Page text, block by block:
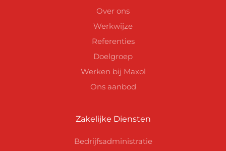
Over ons
Werkwijze
Referenties
Doelgroep
Werken bij Maxol
Ons aanbod
Zakelijke Diensten
Bedrijfsadministratie